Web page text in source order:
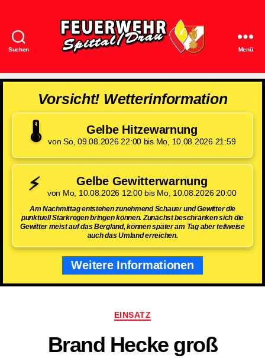
Suchen
Spittal/Drau
Menü
Vorsicht! Wetterinformation
🌡️ Gelbe Hitzewarnung
von So, 09.08.2026 22:00 bis Mo, 10.08.2026 21:59
⚡ Gelbe Gewitterwarnung
von Mo, 10.08.2026 12:00 bis Mo, 10.08.2026 20:00
Am Nachmittag entstehen zunehmend Schauer und Gewitter die
punktuell Starkregen bringen können. Zunächst beschränken sich die
Gewitter meist auf das Bergland, können später am Tag aber teilweise
auch das Umland erreichen.
Weitere Informationen
Kategorien
EINSATZ
Brand Hecke groß